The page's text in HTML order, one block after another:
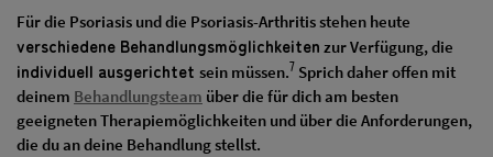
Für die Psoriasis und die Psoriasis-Arthritis stehen heute
verschiedene Behandlungsmöglichkeiten zur Verfügung, die
individuell ausgerichtet sein müssen.7 Sprich daher offen mit
deinem Behandlungsteam über die für dich am besten
geeigneten Therapiemöglichkeiten und über die Anforderungen,
die du an deine Behandlung stellst.